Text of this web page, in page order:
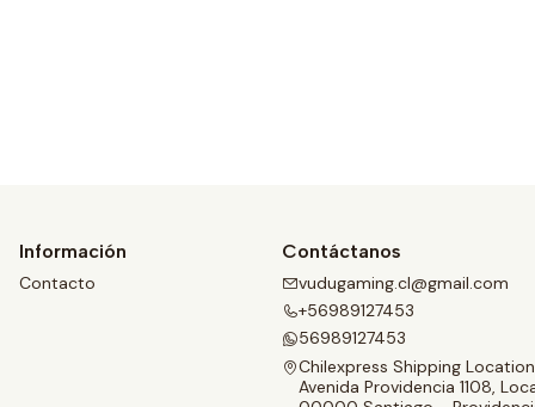
Información
Contacto
Contáctanos
vudugaming.cl@gmail.com
+56989127453
56989127453
Chilexpress Shipping Location
Avenida Providencia 1108,